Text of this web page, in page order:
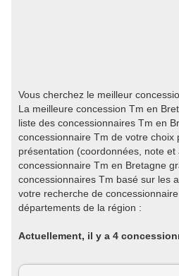
Vous cherchez le meilleur
La meilleure concession Tm en
liste des concessionnaires Tm en
concessionnaire Tm de votre choix
présentation (coordonnées, note
concessionnaire Tm en Bretagne
concessionnaires Tm basé sur les
votre recherche de
départements de la région :
Actuellement, il y a 4